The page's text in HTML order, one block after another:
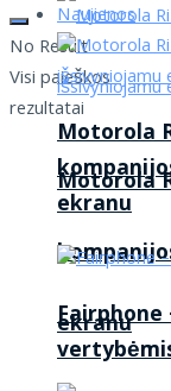
No Result
Visi paieškos
rezultatai
Motorola
ekranu
Naujienos
Motorola
ekranu